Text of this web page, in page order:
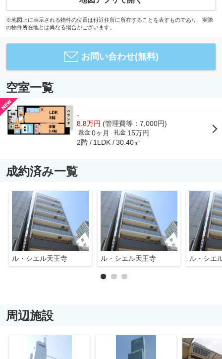
※地図上に表示される物件の位置は付近住所に所在することを表すものであり、実際
の物件所在地とは異なる場合がございます。
お問い合わせ(無料)
空室一覧
-
8.8万円 (管理費等：7,000円)
敷金 0ヶ月 礼金 15万円
2階 1LDK 30.40㎡
成約済み一覧
ル・シエル天王寺 ル・シエル天王寺 ル・シエ
周辺施設